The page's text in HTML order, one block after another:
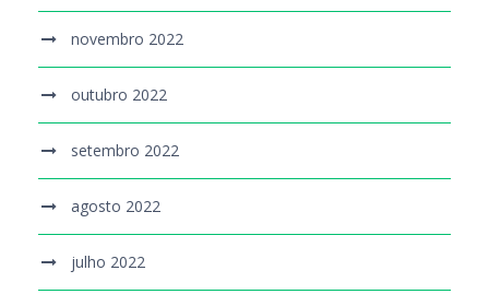
novembro 2022
outubro 2022
setembro 2022
agosto 2022
julho 2022